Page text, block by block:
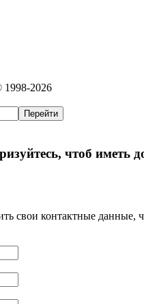
2026
чтоб иметь
свои контактные данные,